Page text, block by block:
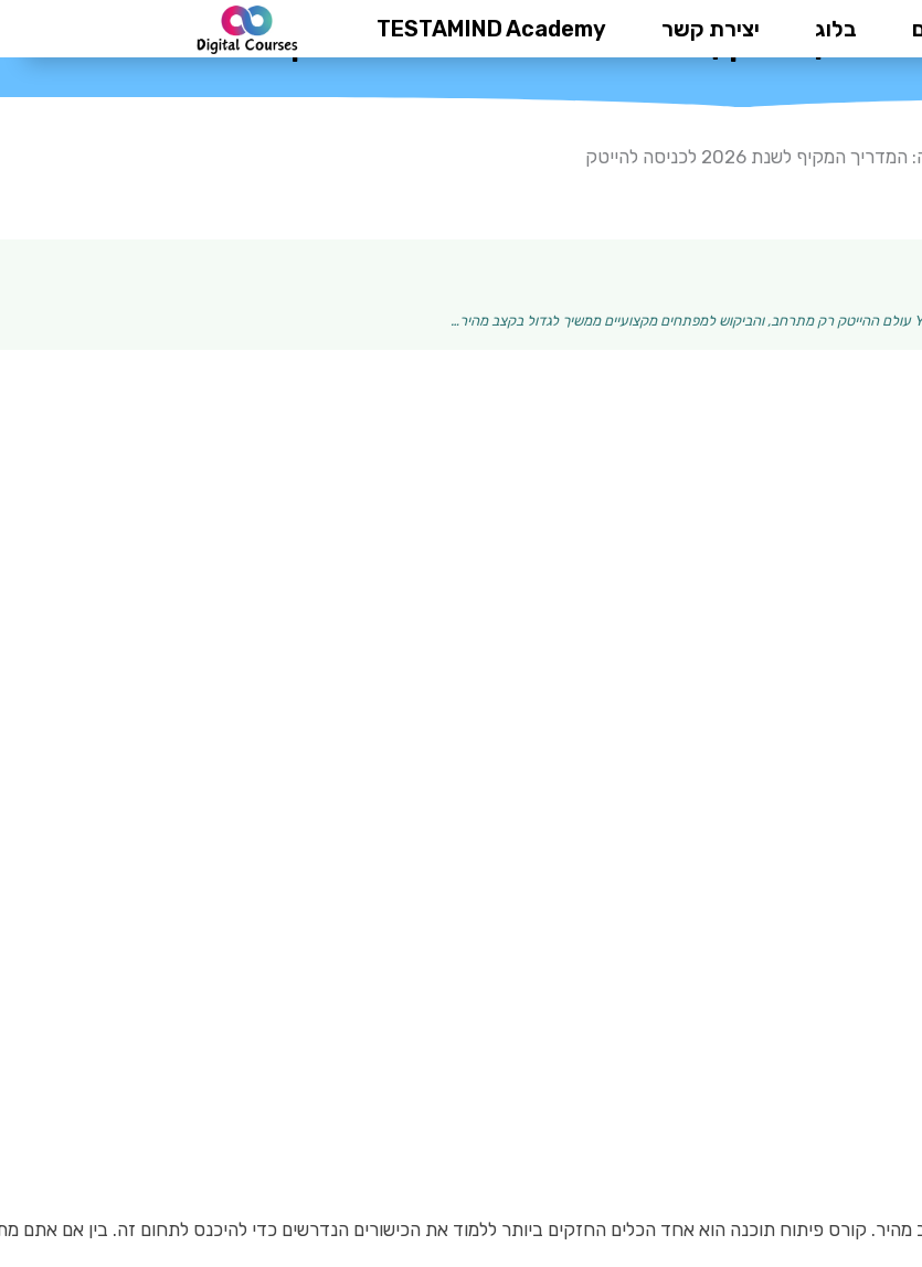
בלוג יצירת קשר TESTAMIND Academyלשנת 2026 לכניסה להייטק
לשנת 2026 לכניסה להייטק
קורס פיתוח תוכנה הוא אחד הכלים החזקים ביותר ללמוד את הכישורים הנדרשים כדי להיכנס לתחום זה. בין אם